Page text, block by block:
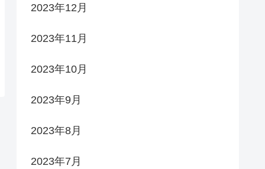
2023年12月
2023年11月
2023年10月
2023年9月
2023年8月
2023年7月